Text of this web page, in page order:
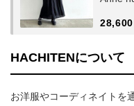
28,600
HACHITENについて
お洋服やコーディネイトを